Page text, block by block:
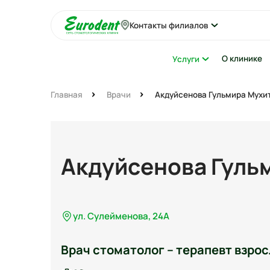
Контакты филиалов
Услуги О клинике
Главная Врачи Акдуйсенова Гульмира
Акдуйсенова
ул. Сулейменова, 24А
Врач стоматолог – терапевт